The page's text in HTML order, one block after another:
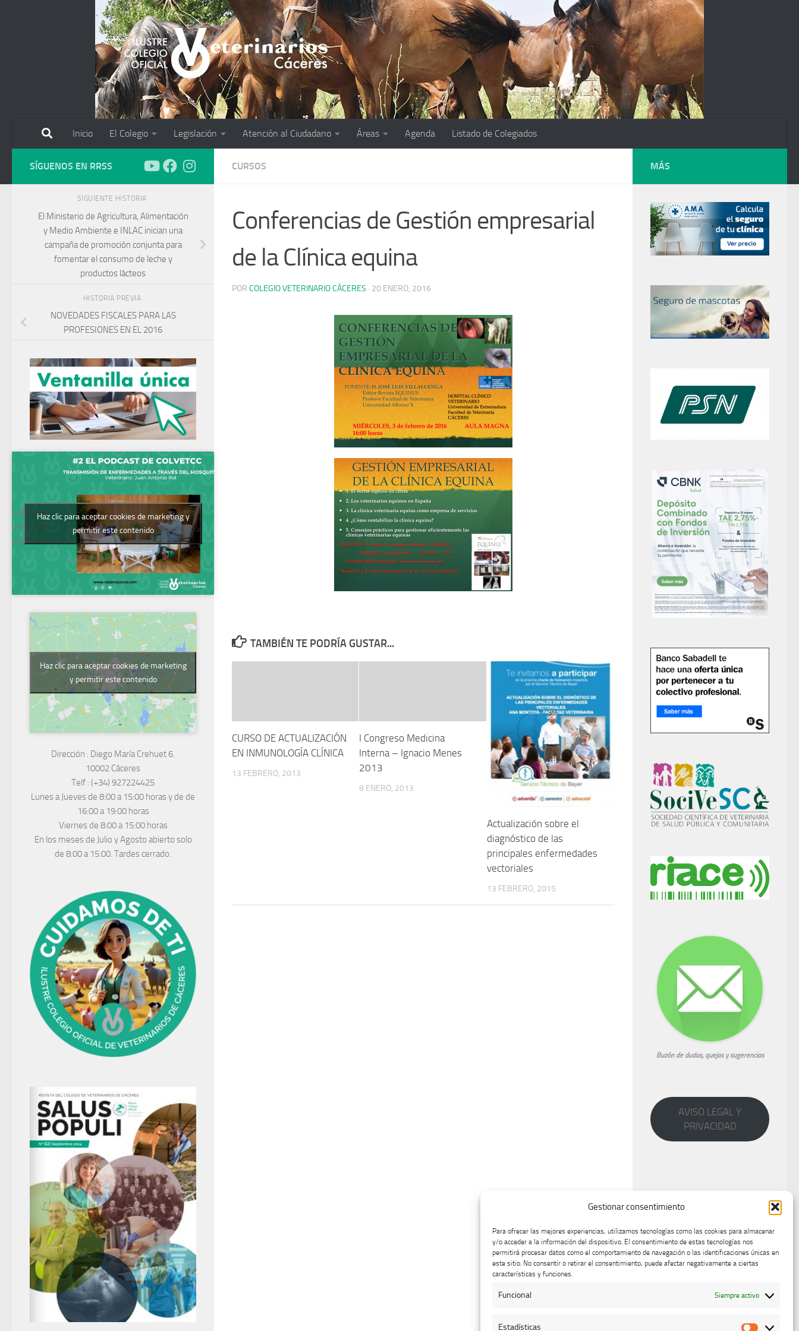
Gestionar consentimiento
Para ofrecer las mejores experiencias, utilizamos tecnologías como las cookies para almacenar
y/o acceder a la información del dispositivo. El consentimiento de estas tecnologías nos
permitirá procesar datos como el comportamiento de navegación o las identificaciones únicas en
este sitio. No consentir o retirar el consentimiento, puede afectar negativamente a ciertas
características y funciones.
Funcional Siempre activo
Estadísticas
Inicio El Colegio Legislación Atención al Ciudadano Áreas Agenda Listado de Colegiados
CURSOS
Conferencias de Gestión empresarial
de la Clínica equina
POR COLEGIO VETERINARIO CÁCERES · 20 ENERO, 2016
TAMBIÉN TE PODRÍA GUSTAR...
CURSO DE ACTUALIZACIÓN
EN INMUNOLOGÍA CLÍNICA
13 FEBRERO, 2013
I Congreso Medicina
Interna – Ignacio Menes
2013
8 ENERO, 2013
Actualización sobre el
diagnóstico de las
principales enfermedades
vectoriales
13 FEBRERO, 2015
SÍGUENOS EN RRSS
SIGUIENTE HISTORIA
El Ministerio de Agricultura, Alimentación
y Medio Ambiente e INLAC inician una
campaña de promoción conjunta para
fomentar el consumo de leche y
productos lácteos
HISTORIA PREVIA
NOVEDADES FISCALES PARA LAS
PROFESIONES EN EL 2016
Podcast del
Colegio de
Veterinarios
Haz clic para aceptar cookies de marketing y
permitir este contenido
Haz clic para aceptar cookies de marketing
y permitir este contenido
Dirección : Diego María Crehuet 6.
10002 Cáceres
Telf : (+34) 927224425
Lunes a Jueves de 8:00 a 15:00 horas y de de
16:00 a 19:00 horas
Viernes de 8:00 a 15:00 horas
En los meses de Julio y Agosto abierto solo
de 8:00 a 15:00. Tardes cerrado.
MÁS
Buzón de dudas, quejas y sugerencias
AVISO LEGAL Y
PRIVACIDAD